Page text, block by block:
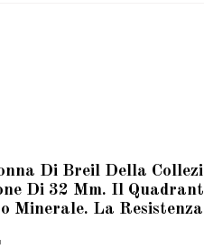
Di Breil Della
Di 32 Mm. Il
La